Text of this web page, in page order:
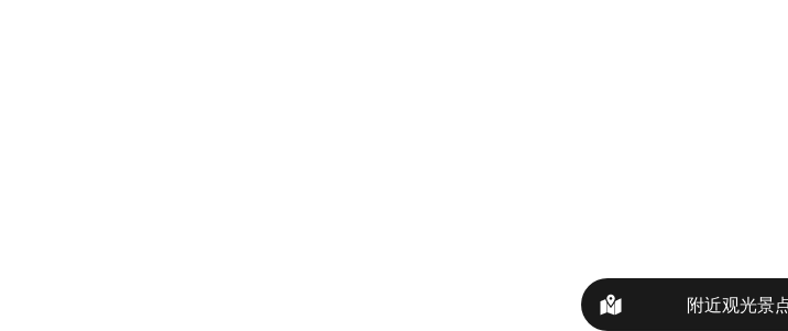
附近观光景